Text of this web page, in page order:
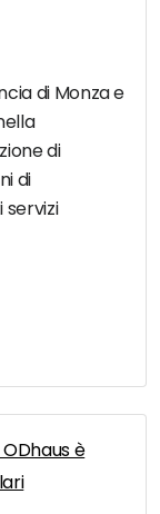
di Monza e
di
di
è